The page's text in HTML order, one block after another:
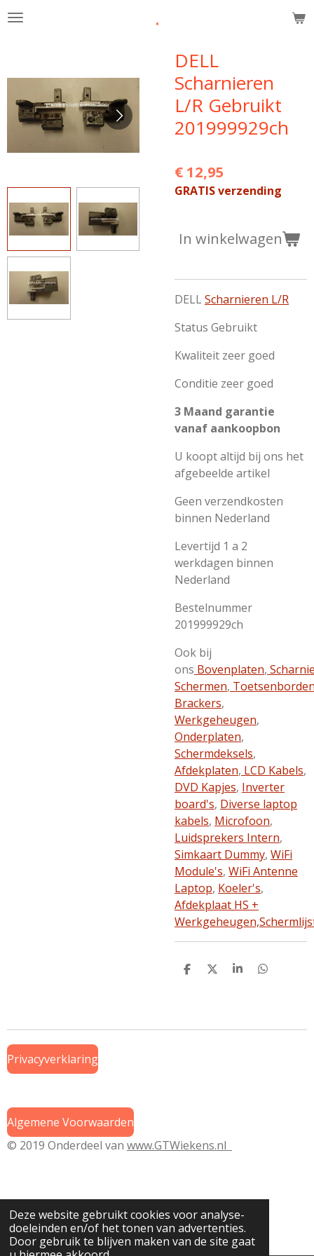
Deze website gebruikt cookies voor analyse-
doeleinden en/of het tonen van advertenties.
Door gebruik te blijven maken van de site gaat
Ga
hoofdinhoud
.
DELL
Scharnieren
L/R Gebruikt
201999929ch
€ 12,95
GRATIS verzending
In winkelwagen
DELL Scharnieren L/R
Status Gebruikt
Kwaliteit zeer goed
Conditie zeer goed
3 Maand garantie
vanaf aankoopbon
U koopt altijd bij ons het
afgebeelde artikel
Geen verzendkosten
binnen Nederland
Levertijd 1 a 2
werkdagen binnen
Nederland
Bestelnummer
201999929ch
Ook bij
ons Bovenplaten,
Schermen,
Brackers,
Werkgeheugen,
Onderplaten,
Schermdeksels,
Afdekplaten, LCD Kabels,
DVD Kapjes, Inverter
board's, Diverse laptop
kabels, Microfoon,
Luidsprekers Intern,
Simkaart Dummy, WiFi
Module's, WiFi Antenne
Laptop, Koeler's,
Afdekplaat HS +
Werkgeheugen,
D
D
S
D
Privacyverklaring
Algemene Voorwaarden
© 2019 Onderdeel van www.GTWiekens.nl